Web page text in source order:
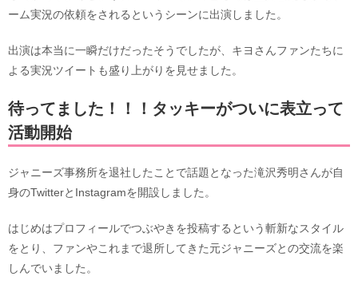
ーム実況の依頼をされるというシーンに出演しました。
出演は本当に一瞬だけだったそうでしたが、キヨさんファンたちに
よる実況ツイートも盛り上がりを見せました。
待ってました！！！タッキーがついに表立って
活動開始
ジャニーズ事務所を退社したことで話題となった滝沢秀明さんが自
身のTwitterとInstagramを開設しました。
はじめはプロフィールでつぶやきを投稿するという斬新なスタイル
をとり、ファンやこれまで退所してきた元ジャニーズとの交流を楽
しんでいました。